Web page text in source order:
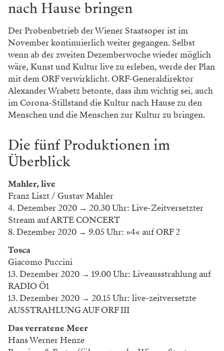
nach Hause bringen
Der Probenbetrieb der Wiener Staatsoper ist im
November kontinuierlich weiter gegangen. Selbst
wenn ab der zweiten Dezemberwoche wieder möglich
wäre, Kunst und Kultur live zu erleben, werde der Plan
mit dem ORF verwirklicht. ORF-Generaldirektor
Alexander Wrabetz betonte, dass ihm wichtig sei, auch
im Corona-Stillstand die Kultur nach Hause zu den
Menschen und die Menschen zur Kultur zu bringen.
Die fünf Produktionen im
Überblick
Mahler, live
Franz Liszt / Gustav Mahler
4. Dezember 2020 → 20.30 Uhr: Live-Zeitversetzter
Stream auf ARTE CONCERT
8. Dezember 2020 → 9.05 Uhr: »4« auf ORF 2
Tosca
Giacomo Puccini
13. Dezember 2020 → 19.00 Uhr: Liveausstrahlung auf
RADIO Ö1
13. Dezember 2020 → 20.15 Uhr: live-zeitversetzte
AUSSTRAHLUNG AUF ORF III
Das verratene Meer
Hans Werner Henze